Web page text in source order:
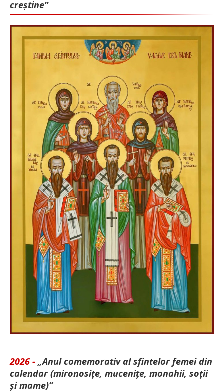
creștine”
2026 - „Anul comemorativ al sfintelor femei din
calendar (mironosițe, mu­cenițe, monahii, soții
și mame)”